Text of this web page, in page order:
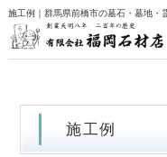
施工例｜群馬県前橋市の墓石・墓地・
施工例